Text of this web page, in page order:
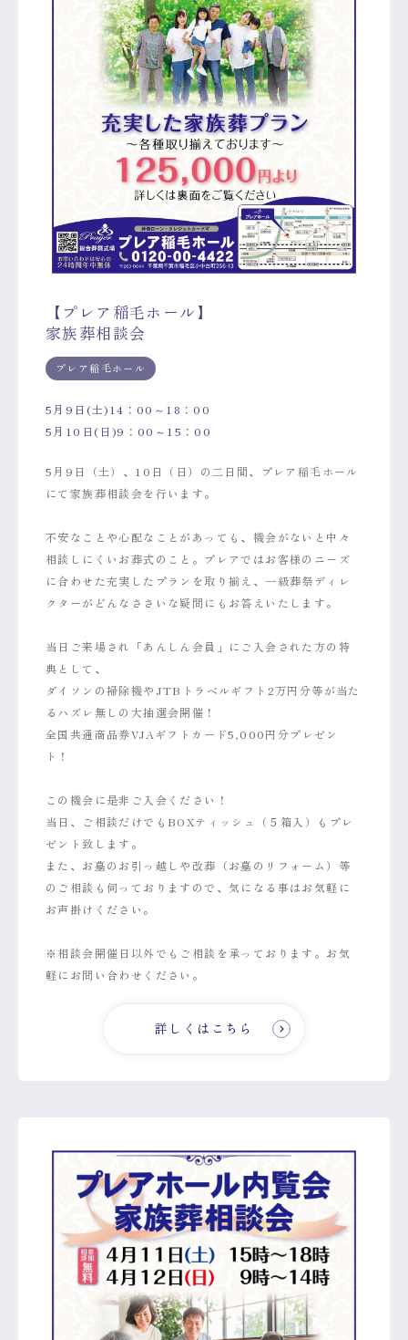
【プレア稲毛ホール】
家族葬相談会
プレア稲毛ホール
5月9日(土)14：00～18：00
5月10日(日)9：00～15：00
5月9日（土）、10日（日）の二日間、プレア稲毛ホール
にて家族葬相談会を行います。
不安なことや心配なことがあっても、機会がないと中々
相談しにくいお葬式のこと。プレアではお客様のニーズ
に合わせた充実したプランを取り揃え、一級葬祭ディレ
クターがどんなささいな疑問にもお答えいたします。
当日ご来場され「あんしん会員」にご入会された方の特
典として、
ダイソンの掃除機やJTBトラベルギフト2万円分等が当た
るハズレ無しの大抽選会開催！
全国共通商品券VJAギフトカード5,000円分プレゼン
ト！
この機会に是非ご入会ください！
当日、ご相談だけでもBOXティッシュ（５箱入）もプレ
ゼント致します。
また、お墓のお引っ越しや改葬（お墓のリフォーム）等
のご相談も伺っておりますので、気になる事はお気軽に
お声掛けください。
※相談会開催日以外でもご相談を承っております。お気
軽にお問い合わせください。
詳しくはこちら